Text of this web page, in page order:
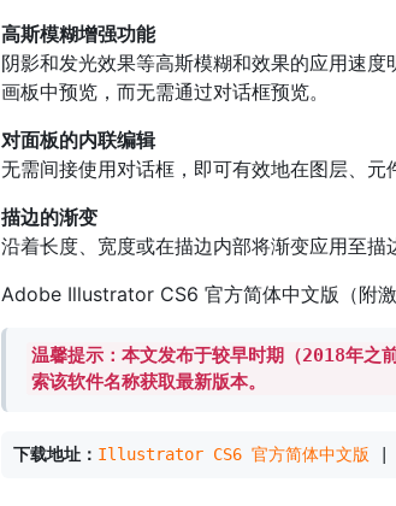
高斯模糊增强功能
阴影和发光效果等高斯模糊和效果的应用速
画板中预览，而无需通过对话框预览。
对面板的内联编辑
无需间接使用对话框，即可有效地在图层、元
描边的渐变
沿着长度、宽度或在描边内部将渐变应用至描
Adobe Illustrator CS6 官方简体中文版（附激
温馨提示：本文发布于较早时期（2018年之
索该软件名称获取最新版本。
下载地址： Illustrator CS6 官方简体中文版